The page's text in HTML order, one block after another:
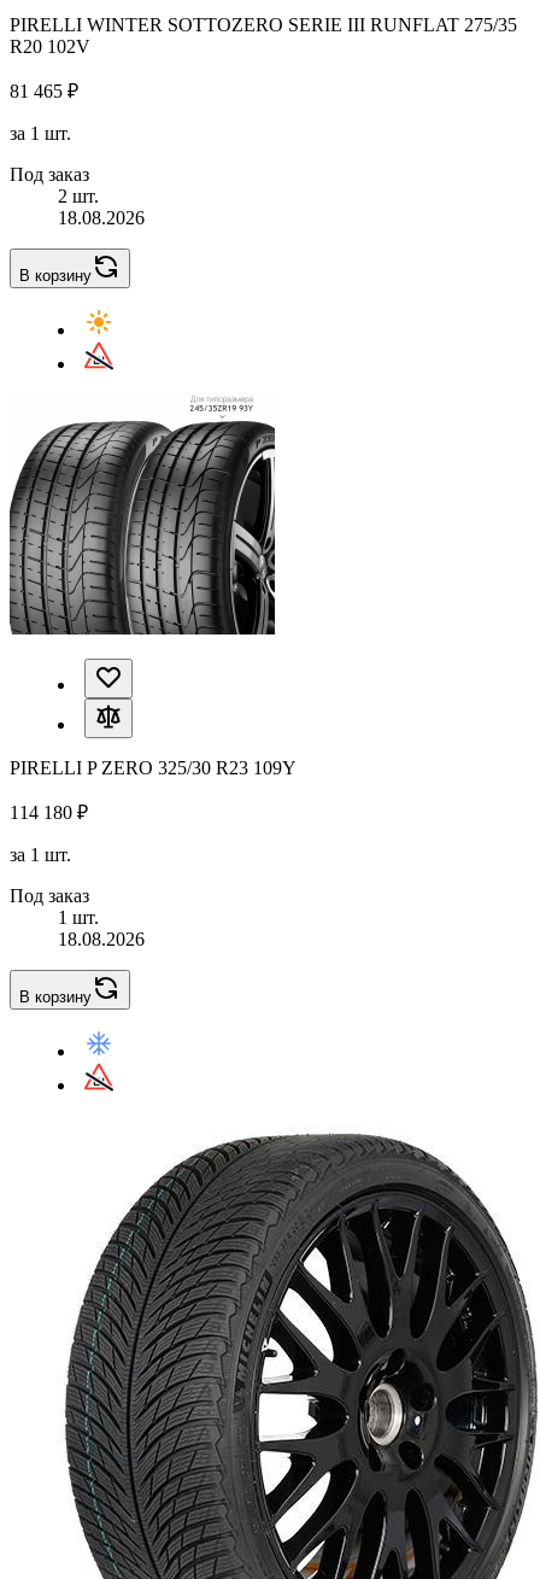
PIRELLI WINTER SOTTOZERO SERIE III RUNFLAT 275/35
R20 102V
81 465 ₽
за 1 шт.
Под заказ
2 шт.
18.08.2026
В корзину
PIRELLI P ZERO 325/30 R23 109Y
114 180 ₽
за 1 шт.
Под заказ
1 шт.
18.08.2026
В корзину